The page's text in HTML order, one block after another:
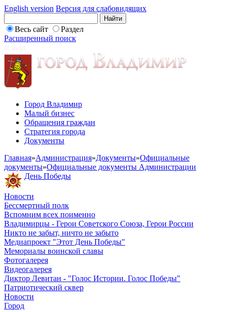
English version Версия для слабовидящих
Весь сайт
Раздел
Расширенный поиск
Город Владимир
Малый бизнес
Обращения граждан
Стратегия города
Документы
Главная»Администрация»Документы»Официальные
документы»Официальные документы Администрации
День Победы
Новости
Бессмертный полк
Вспомним всех поименно
Владимирцы - Герои Советского Союза, Герои России
Никто не забыт, ничто не забыто
Медиапроект "Этот День Победы"
Мемориалы воинской славы
Фотогалерея
Видеогалерея
Диктор Левитан - "Голос Истории. Голос Победы"
Патриотический сквер
Новости
Город